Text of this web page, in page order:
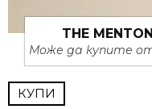
THE
Може да купите
КУПИ